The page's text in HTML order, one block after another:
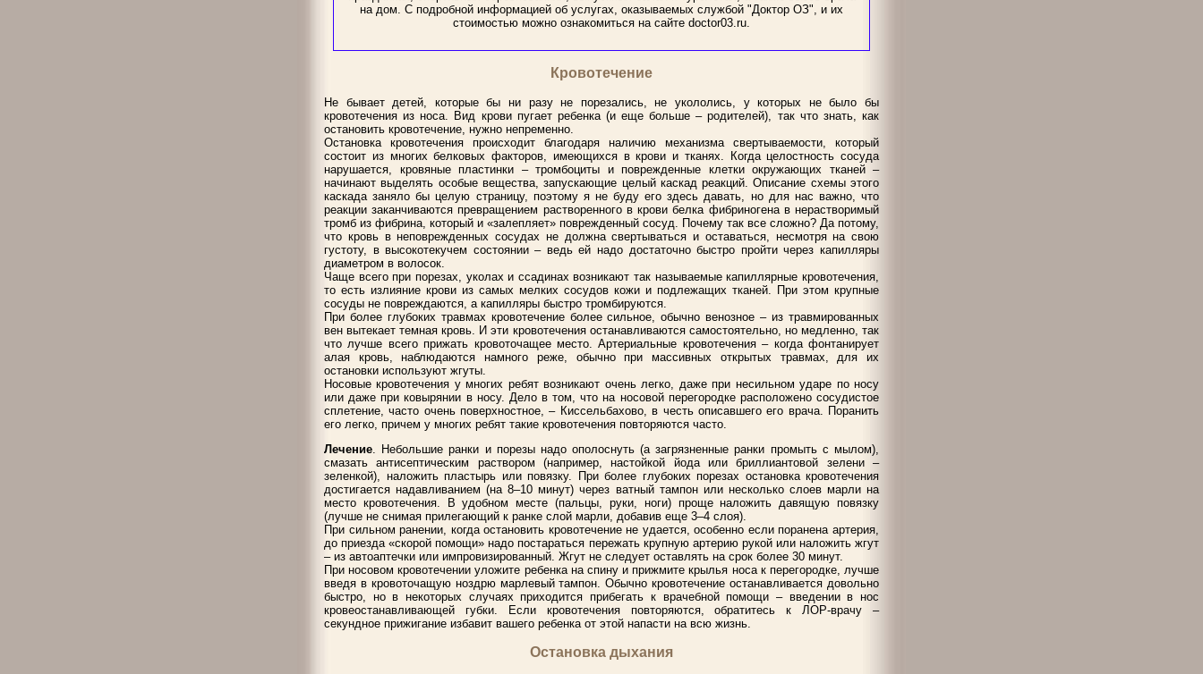
на дом. С подробной информацией об услугах, оказываемых службой "Доктор ОЗ", и их
стоимостью можно ознакомиться на сайте doctor03.ru.
Кровотечение
Не бывает детей, которые бы ни разу не порезались, не укололись, у которых не было бы
кровотечения из носа. Вид крови пугает ребенка (и еще больше – родителей), так что знать, как
остановить кровотечение, нужно непременно.
Остановка кровотечения происходит благодаря наличию механизма свертываемости, который
состоит из многих белковых факторов, имеющихся в крови и тканях. Когда целостность сосуда
нарушается, кровяные пластинки – тромбоциты и поврежденные клетки окружающих тканей –
начинают выделять особые вещества, запускающие целый каскад реакций. Описание схемы этого
каскада заняло бы целую страницу, поэтому я не буду его здесь давать, но для нас важно, что
реакции заканчиваются превращением растворенного в крови белка фибриногена в нерастворимый
тромб из фибрина, который и «залепляет» поврежденный сосуд. Почему так все сложно? Да потому,
что кровь в неповрежденных сосудах не должна свертываться и оставаться, несмотря на свою
густоту, в высокотекучем состоянии – ведь ей надо достаточно быстро пройти через капилляры
диаметром в волосок.
Чаще всего при порезах, уколах и ссадинах возникают так называемые капиллярные кровотечения,
то есть излияние крови из самых мелких сосудов кожи и подлежащих тканей. При этом крупные
сосуды не повреждаются, а капилляры быстро тромбируются.
При более глубоких травмах кровотечение более сильное, обычно венозное – из травмированных
вен вытекает темная кровь. И эти кровотечения останавливаются самостоятельно, но медленно, так
что лучше всего прижать кровоточащее место. Артериальные кровотечения – когда фонтанирует
алая кровь, наблюдаются намного реже, обычно при массивных открытых травмах, для их
остановки используют жгуты.
Носовые кровотечения у многих ребят возникают очень легко, даже при несильном ударе по носу
или даже при ковырянии в носу. Дело в том, что на носовой перегородке расположено сосудистое
сплетение, часто очень поверхностное, – Киссельбахово, в честь описавшего его врача. Поранить
его легко, причем у многих ребят такие кровотечения повторяются часто.
Лечение. Небольшие ранки и порезы надо ополоснуть (а загрязненные ранки промыть с мылом),
смазать антисептическим раствором (например, настойкой йода или бриллиантовой зелени –
зеленкой), наложить пластырь или повязку. При более глубоких порезах остановка кровотечения
достигается надавливанием (на 8–10 минут) через ватный тампон или несколько слоев марли на
место кровотечения. В удобном месте (пальцы, руки, ноги) проще наложить давящую повязку
(лучше не снимая прилегающий к ранке слой марли, добавив еще 3–4 слоя).
При сильном ранении, когда остановить кровотечение не удается, особенно если поранена артерия,
до приезда «скорой помощи» надо постараться пережать крупную артерию рукой или наложить жгут
– из автоаптечки или импровизированный. Жгут не следует оставлять на срок более 30 минут.
При носовом кровотечении уложите ребенка на спину и прижмите крылья носа к перегородке, лучше
введя в кровоточащую ноздрю марлевый тампон. Обычно кровотечение останавливается довольно
быстро, но в некоторых случаях приходится прибегать к врачебной помощи – введении в нос
кровеостанавливающей губки. Если кровотечения повторяются, обратитесь к ЛОР-врачу –
секундное прижигание избавит вашего ребенка от этой напасти на всю жизнь.
Остановка дыхания